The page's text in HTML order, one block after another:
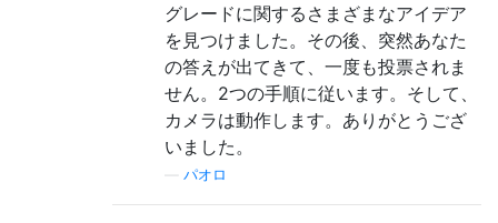
グレードに関するさまざまなアイデア
を見つけました。その後、突然あなた
の答えが出てきて、一度も投票されま
せん。2つの手順に従います。そして、
カメラは動作します。ありがとうござ
いました。
パオロ